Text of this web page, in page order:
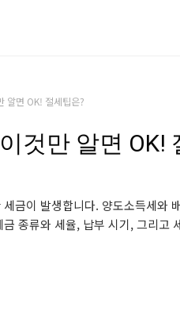
알면 OK! 절세팁은?
것만 알면 OK!
금이 발생합니다. 양도소득세와
종류와 세율, 납부 시기, 그리고